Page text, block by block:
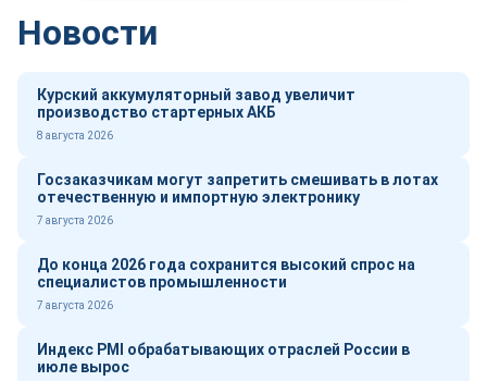
Новости
Курский аккумуляторный завод увеличит
производство стартерных АКБ
8 августа 2026
Госзаказчикам могут запретить смешивать в лотах
отечественную и импортную электронику
7 августа 2026
До конца 2026 года сохранится высокий спрос на
специалистов промышленности
7 августа 2026
Индекс PMI обрабатывающих отраслей России в
июле вырос